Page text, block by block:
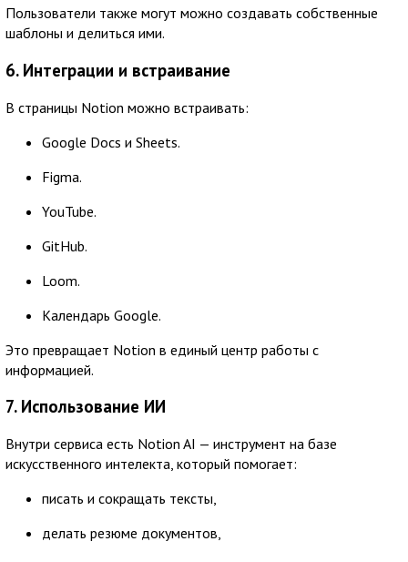
Пользователи также могут можно создавать собственные
шаблоны и делиться ими.
6. Интеграции и встраивание
В страницы Notion можно встраивать:
Google Docs и Sheets.
Figma.
YouTube.
GitHub.
Loom.
Календарь Google.
Это превращает Notion в единый центр работы с
информацией.
7. Использование ИИ
Внутри сервиса есть Notion AI — инструмент на базе
искусственного интелекта, который помогает:
писать и сокращать тексты,
делать резюме документов,